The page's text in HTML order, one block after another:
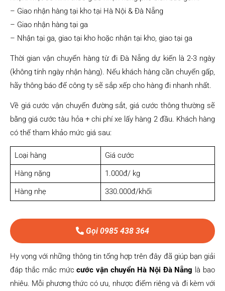
– Giao nhận hàng tại kho tại Hà Nội & Đà Nẵng
– Giao nhận hàng tại ga
– Nhận tại ga, giao tại kho hoặc nhận tại kho, giao tại ga
Thời gian vận chuyển hàng từ đi Đà Nẵng dự kiến là 2-3 ngày
(không tính ngày nhận hàng). Nếu khách hàng cần chuyển gấp,
hãy thông báo để công ty sẽ sắp xếp cho hàng đi nhanh nhất.
Về giá cước vận chuyển đường sắt, giá cước thông thường sẽ
bằng giá cước tàu hỏa + chi phí xe lấy hàng 2 đầu. Khách hàng
có thể tham khảo mức giá sau:
Loại hàng
Giá cước
Hàng nặng
1.000đ/ kg
Hàng nhẹ
330.000đ/khối
Gọi 0985 438 364
Hy vọng với những thông tin tổng hợp trên đây đã giúp bạn giải
đáp thắc mắc mứccước vận chuyển Hà Nội Đà Nẵng là bao
nhiêu. Mỗi phương thức có ưu, nhược điểm riêng và đi kèm với